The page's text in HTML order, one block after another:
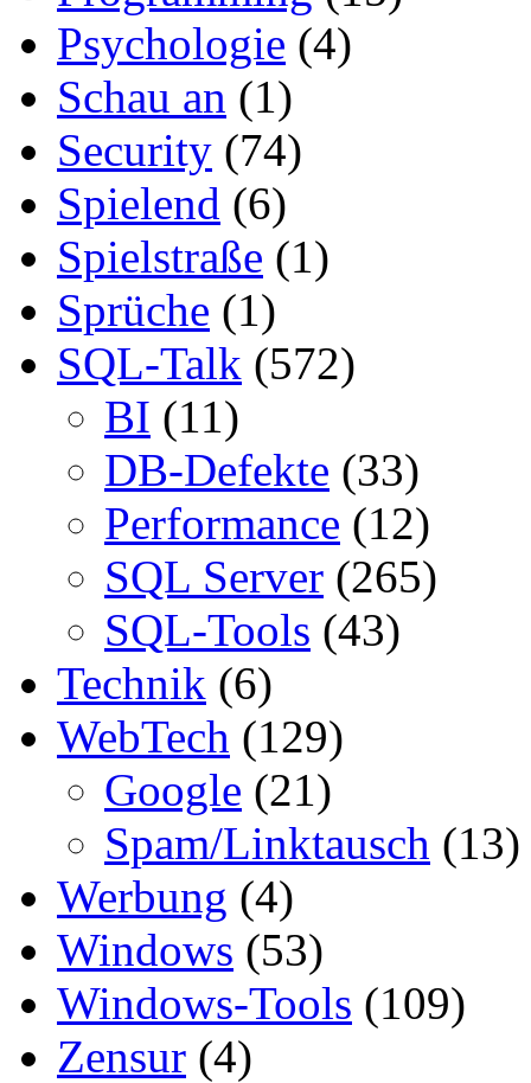
Psychologie (4)
Schau an (1)
Security (74)
Spielend (6)
Spielstraße (1)
Sprüche (1)
SQL-Talk (572)
BI (11)
DB-Defekte (33)
Performance (12)
SQL Server (265)
SQL-Tools (43)
Technik (6)
WebTech (129)
Google (21)
Spam/Linktausch (13)
Werbung (4)
Windows (53)
Windows-Tools (109)
Zensur (4)